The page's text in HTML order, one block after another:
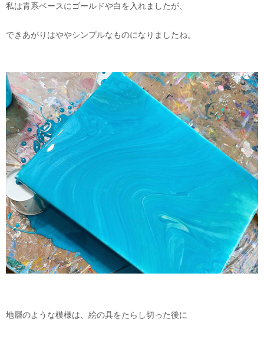
私は青系ベースにゴールドや白を入れましたが、
できあがりはややシンプルなものになりましたね。
地層のような模様は、絵の具をたらし切った後に